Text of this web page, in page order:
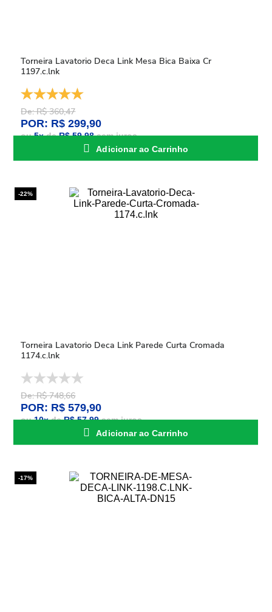
Torneira Lavatorio Deca Link Mesa Bica Baixa Cr
1197.c.lnk
De: R$ 360,47
POR: R$ 299,90
ou5xdeR$ 59,98sem juros
Adicionar ao Carrinho
-22%
Torneira Lavatorio Deca Link Parede Curta Cromada
1174.c.lnk
De: R$ 748,66
POR: R$ 579,90
ou10xdeR$ 57,99sem juros
Adicionar ao Carrinho
-17%